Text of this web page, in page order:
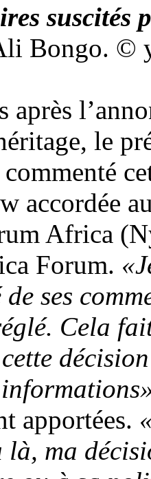
suscités
Bongo. ©
après
le
accordée
Africa
Forum.
ses
Cela
apportées.
ma